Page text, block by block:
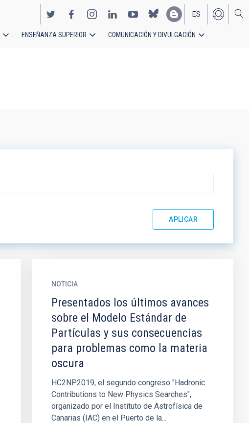
EN
ES
ENSEÑANZA SUPERIOR COMUNICACIÓN Y DIVULGACIÓN
NOTICIA
Presentados los últimos avances
sobre el Modelo Estándar de
Partículas y sus consecuencias
para problemas como la materia
oscura
HC2NP2019, el segundo congreso "Hadronic
Contributions to New Physics Searches",
organizado por el Instituto de Astrofísica de
Canarias (IAC) en el Puerto de la...